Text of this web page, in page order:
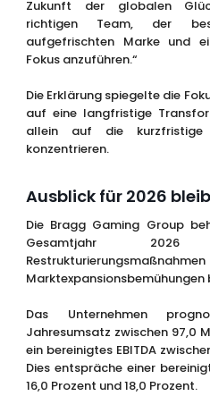
Zukunft der globalen
richtigen Team, der
aufgefrischten Marke und
Fokus anzuführen.“
Die Erklärung spiegelte die
auf eine langfristige
allein auf die kurzfristige
konzentrieren.
Ausblick für 2026
Die Bragg Gaming Group
Gesamtjahr
Marktexpansionsbemühungen
Das Unternehmen
Jahresumsatz zwischen 97,0
ein bereinigtes EBITDA
Dies entspräche einer
16,0 Prozent und 18,0 Prozent.